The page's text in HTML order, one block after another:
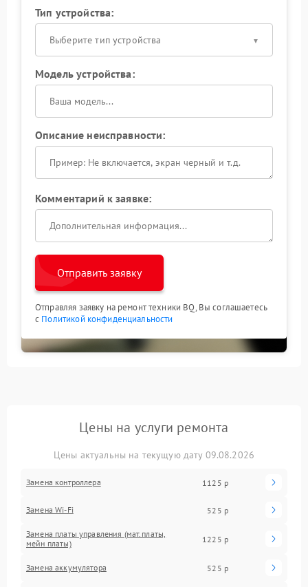
Тип устройства:
Выберите тип устройства
Модель устройства:
Описание неисправности:
Комментарий к заявке:
Отправить заявку
Отправляя заявку на ремонт техники BQ, Вы соглашаетесь
с Политикой конфиденциальности
Цены на услуги ремонта
Цены актуальны на текущую дату 09.08.2026
Замена контроллера 1125 р
Замена Wi-Fi 525 р
Замена платы управления (мат.платы,
мейн платы)
1225 р
Замена аккумулятора 525 р